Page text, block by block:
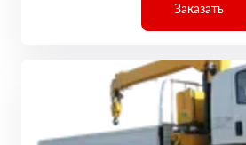
Заказать